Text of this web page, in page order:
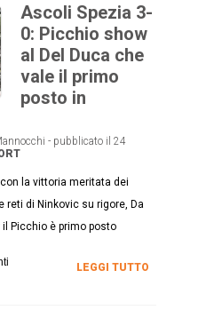
Ascoli Spezia 3-
0: Picchio show
al Del Duca che
vale il primo
posto in
- pubblicato il 24
la vittoria meritata dei
reti di Ninkovic su rigore, Da
Picchio è primo posto
LEGGI TUTTO